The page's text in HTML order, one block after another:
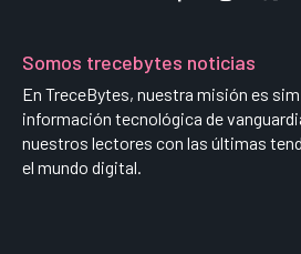
Somos trecebytes noticias
En TreceBytes, nuestra misión es
información tecnológica de
nuestros lectores con las últimas
el mundo digital.